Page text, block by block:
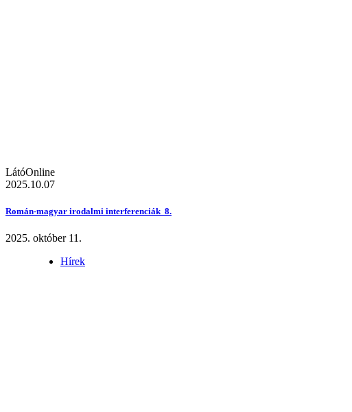
LátóOnline
2025.10.07
Román-magyar irodalmi interferenciák 8.
2025. október 11.
Hírek